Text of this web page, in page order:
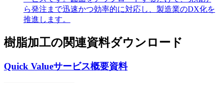
ら発注まで迅速かつ効率的に対応し、製造業のDX化を
推進します。
樹脂加工の関連資料ダウンロード
Quick Valueサービス概要資料